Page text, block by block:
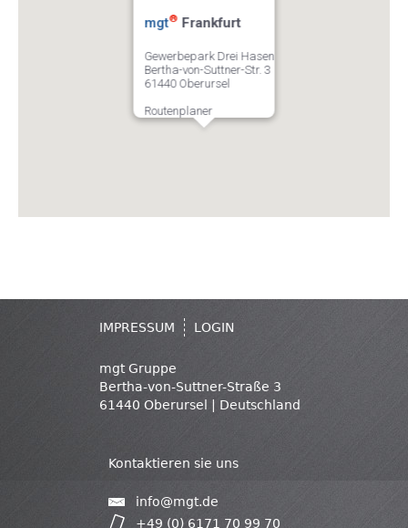
mgt® Frankfurt
Gewerbepark Drei Hasen
Bertha-von-Suttner-Str. 3
61440 Oberursel
Routenplaner
IMPRESSUM LOGIN
mgt Gruppe
Bertha-von-Suttner-Straße 3
61440 Oberursel | Deutschland
Kontaktieren sie uns
info@mgt.de
+49 (0) 6171 70 99 70